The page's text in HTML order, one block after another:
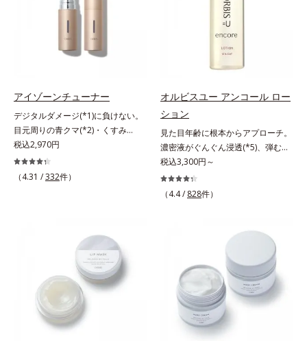
ド、スフィンゴ糖脂質*2 角層内*3
うるおいによりキメを整えて毛穴を
目立たなくする*4 洗浄による汚れ
の除去*5 すべての方に皮膚刺激が
ての人に皮膚刺激がおきないという
わけではありません）
るおいのあるふっくらとした唇とつ
けたての鮮やかな発色を両立しま
す。マスクオフの瞬間も、ハッと目
を惹く唇に。* シリカ、水添ポリイ
シリル化シリカ、BG、ペンチレン
いを与える「バイオモイスト成分
(*2)」を配合することで、頭皮の油
分と水分のバランスを整え、髪と頭
皮をすこやかに保ちます。さらにコ
ンディショナーには髪の1本1本を均
グ成分(*3)」を採用し、コーティン
の形状をキープしやすい状態に整
え、スタイリングしやすい髪へ導き
ます。深呼吸したくなる爽やかでや
さしいグリーン＆ハーブの香りで、
毎日をタフに頑張る男性の心を解き
ほぐします。*1 ラウリルグルコシ
な汚れを落とす成分*2 グリチルリ
チン酸２K、アルテロモナス発酵エ
キス（微生物由来）、イワベンケイ
根エキス（植物由来）＝頭皮にうる
おいを与える保湿成分*3 PPG-3カ
プリリルエーテル＝毛髪の水分・油
分を保ち、髪をまとまりやすく整え
アイゾーンチューナー
デジタルダメージ(*1)に負けない。
目元周りの青クマ(*2)・くすみ
(*3)・乾燥をケアする目元用スティ
ック状美容液。目元周りにあらわれ
る青クマ(*2)・くすみ(*3)・乾燥
その液晶画面が発するブルーライト
を浴び続けると、目元周りには青ク
マ・くすみ・乾燥が……。そこでデ
ジタルダメージの根本原因に着目
し、目元スッキリ(*4)・くすみケ
ア・ハイライト効果と、1本で3つの
機能を兼ね備えた目元用美容液を開
税込2,970円
（4.31 /332件）
オルビスユー アンコール ロー
ション
見た目年齢に根本からアプローチ。
濃密液がぐんぐん浸透(*5)、弾むよ
うな素肌へ。諦めかけていたハリ不
足、うるおい低下に先端科学ケア
(*1)でアプローチするエイジングケ
スエキスとHSP（ヒートショックプ
ロテイン）(*4)の合わせ技で、目
元、フェイスラインなど、年齢を重
ねるにつれハリ不足、うるおい低下
を感じやすい部位に働きかけ、ハリ
感のある肌へ導きます。さらに、水
でも油でもない第3の成分、even
wateroil（イーブンワテロイル）を
税込3,300円～
（4.4 / 828件）